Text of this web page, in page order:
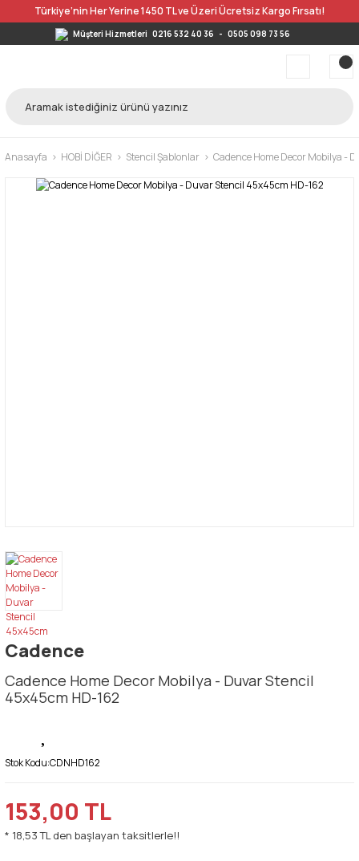
Türkiye’nin Her Yerine 1450 TL ve Üzeri Ücretsiz Kargo Fırsatı!
Müşteri Hizmetleri 0216 532 40 36 - 0505 098 73 56
Anasayfa HOBİ DİĞER Stencil Şablonlar Cadence Home Decor Mobilya -
Cadence
Cadence Home Decor Mobilya - Duvar Stencil
45x45cm HD-162
Stok Kodu:CDNHD162
153,00 TL
* 18,53 TL den başlayan taksitlerle!!